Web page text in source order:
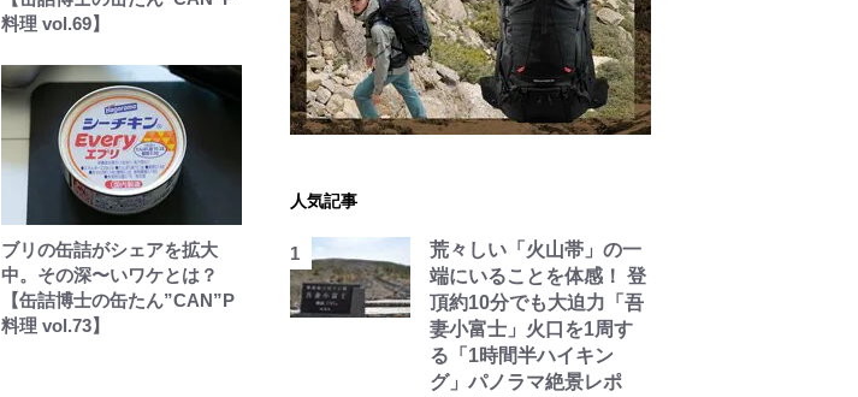
料理 vol.69】
ブリの缶詰がシェアを拡大
中。その深〜いワケとは？
【缶詰博士の缶たん”CAN”P
料理 vol.73】
人気記事
荒々しい「火山帯」の一
端にいることを体感！ 登
頂約10分でも大迫力「吾
妻小富士」火口を1周す
る「1時間半ハイキン
グ」パノラマ絶景レポ